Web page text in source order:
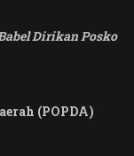
Dirikan Posko
(POPDA)